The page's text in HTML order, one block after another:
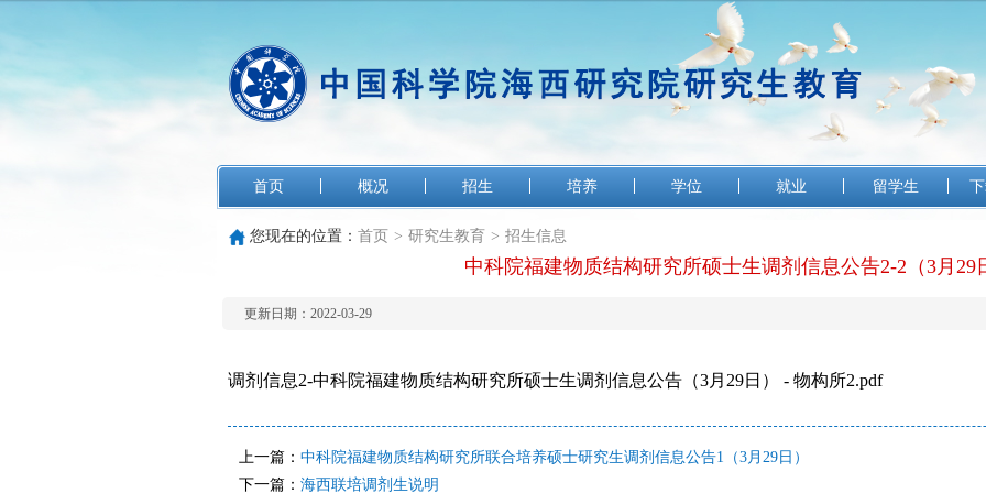
首页 概况 招生 培养 学位 就业 留学生
您现在的位置： 首页 > 研究生教育 > 招生信息
中科院福建物质结构研究所硕士生调剂信息公告2-2（3月29
更新日期：2022-03-29
调剂信息2-中科院福建物质结构研究所硕士生调剂信息公告（3月29日） - 物构所2.pdf
上一篇： 中科院福建物质结构研究所联合培养硕士研究生调剂信息公告1（3月29日）
下一篇： 海西联培调剂生说明